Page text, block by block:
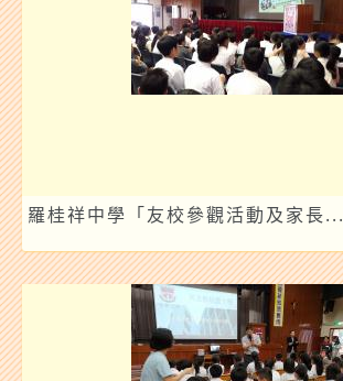
羅桂祥中學「友校參觀活動及家長...